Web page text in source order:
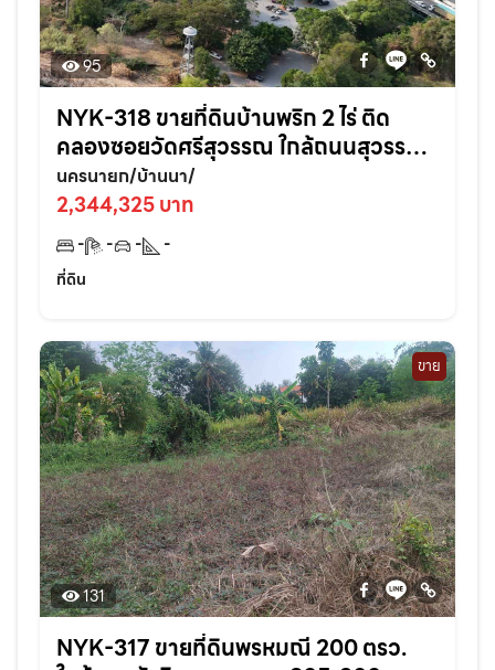
95
NYK-318 ขายที่ดินบ้านพริก 2 ไร่ ติด
คลองซอยวัดศรีสุวรรณ ใกล้ถนนสุวรรณ
ศร33-500เมตร อ.บ้านนา จ.นครนายก
นครนายก/บ้านนา/
2,344,325 บาท
- - -
-
ที่ดิน
ขาย
131
NYK-317 ขายที่ดินพรหมณี 200 ตรว.